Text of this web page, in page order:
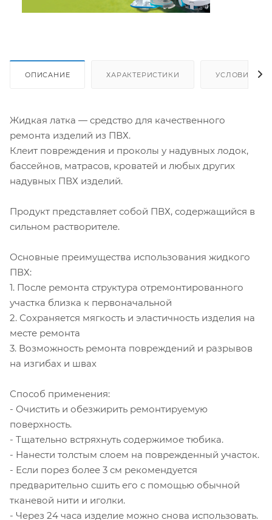
ОПИСАНИЕ ХАРАКТЕРИСТИКИ УСЛОВИЯ
Жидкая латка — средство для качественного
ремонта изделий из ПВХ.
Клеит повреждения и проколы у надувных лодок,
бассейнов, матрасов, кроватей и любых других
надувных ПВХ изделий.
Продукт представляет собой ПВХ, содержащийся в
сильном растворителе.
Основные преимущества использования жидкого
ПВХ:
1. После ремонта структура отремонтированного
участка близка к первоначальной
2. Сохраняется мягкость и эластичность изделия на
месте ремонта
3. Возможность ремонта повреждений и разрывов
на изгибах и швах
Способ применения:
- Очистить и обезжирить ремонтируемую
поверхность.
- Тщательно встряхнуть содержимое тюбика.
- Нанести толстым слоем на поврежденный участок.
- Если порез более 3 см рекомендуется
предварительно сшить его с помощью обычной
тканевой нити и иголки.
- Через 24 часа изделие можно снова использовать.